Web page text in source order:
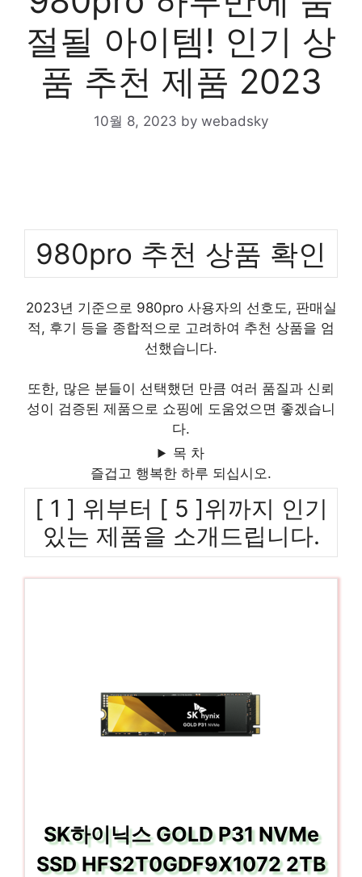
절될 아이템! 인기 상
품 추천 제품 2023
10월 8, 2023 by webadsky
980pro 추천 상품 확인
2023년 기준으로 980pro 사용자의 선호도, 판매실
적, 후기 등을 종합적으로 고려하여 추천 상품을 엄
선했습니다.
또한, 많은 분들이 선택했던 만큼 여러 품질과 신뢰
성이 검증된 제품으로 쇼핑에 도움었으면 좋겠습니
다.
목 차
즐겁고 행복한 하루 되십시오.
[ 1 ] 위부터 [ 5 ]위까지 인기
있는 제품을 소개드립니다.
SK하이닉스 GOLD P31 NVMe
SSD HFS2T0GDF9X1072 2TB